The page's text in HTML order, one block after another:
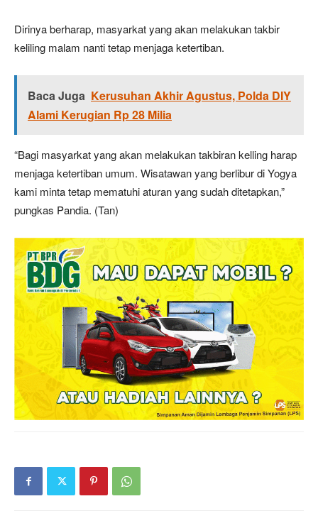
Dirinya berharap, masyarkat yang akan melakukan takbir
keliling malam nanti tetap menjaga ketertiban.
Baca Juga Kerusuhan Akhir Agustus, Polda DIY
Alami Kerugian Rp 28 Milia
“Bagi masyarkat yang akan melakukan takbiran kelling harap
menjaga ketertiban umum. Wisatawan yang berlibur di Yogya
kami minta tetap mematuhi aturan yang sudah ditetapkan,”
pungkas Pandia. (Tan)